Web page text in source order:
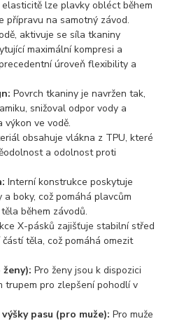
elasticitě lze plavky obléct během
přípravu na samotný závod.
aktivuje se síla tkaniny
maximální kompresi a
úroveň flexibility a
Povrch tkaniny je navržen tak,
snižoval odpor vody a
výkon ve vodě.
obsahuje vlákna z TPU, které
a odolnost proti
Interní konstrukce poskytuje
boky, což pomáhá plavcům
během závodů.
X-pásků zajišťuje stabilní střed
těla, což pomáhá omezit
Pro ženy jsou k dispozici
trupem pro zlepšení pohodlí v
pasu (pro muže): Pro muže